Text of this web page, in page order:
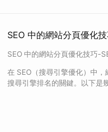
SEO 中的網站分頁優化
SEO 中的網站分頁優化技巧-
在 SEO（搜尋引擎優化）中
搜尋引擎排名的關鍵。以下是